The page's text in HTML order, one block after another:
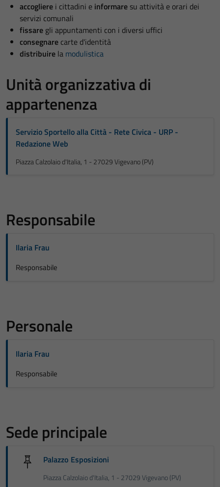
accogliere i cittadini e informare su attività e orari dei
servizi comunali
fissare gli appuntamenti con i diversi uffici
consegnare carte d'identità
distribuire la modulistica
Unità organizzativa di
appartenenza
Servizio Sportello alla Città - Rete Civica - URP -
Redazione Web
Piazza Calzolaio d'Italia, 1 - 27029 Vigevano (PV)
Responsabile
Ilaria Frau
Responsabile
Personale
Ilaria Frau
Responsabile
Sede principale
Palazzo Esposizioni
Piazza Calzolaio d'Italia, 1 - 27029 Vigevano (PV)